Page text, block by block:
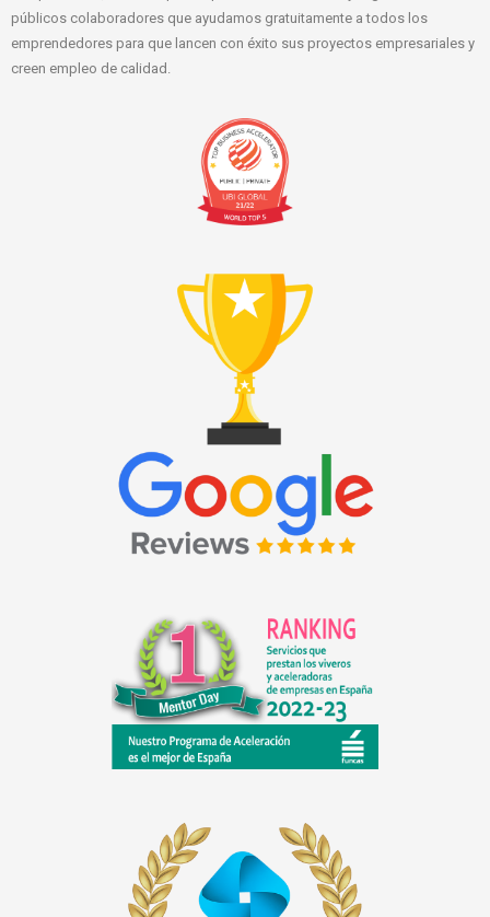
públicos colaboradores que ayudamos gratuitamente a todos los
emprendedores para que lancen con éxito sus proyectos empresariales y
creen empleo de calidad.